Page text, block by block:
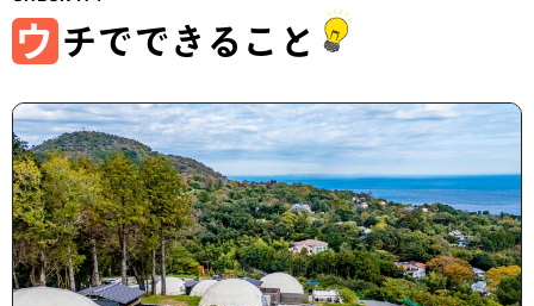
ウ チでできること